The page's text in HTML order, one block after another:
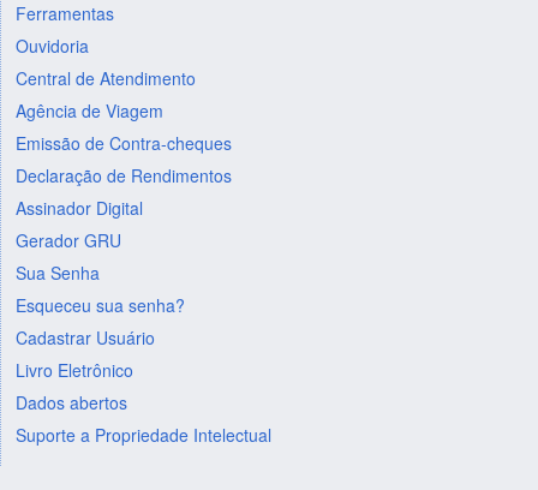
Ferramentas
Ouvidoria
Central de Atendimento
Agência de Viagem
Emissão de Contra-cheques
Declaração de Rendimentos
Assinador Digital
Gerador GRU
Sua Senha
Esqueceu sua senha?
Cadastrar Usuário
Livro Eletrônico
Dados abertos
Suporte a Propriedade Intelectual